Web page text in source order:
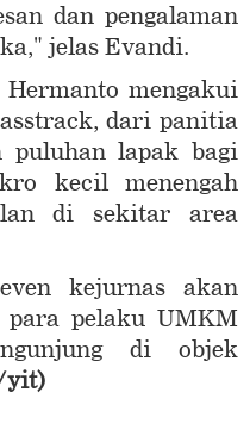
dan pengalaman
jelas Evandi.
mengakui
dari panitia
puluhan lapak bagi
kecil menengah
di sekitar area
kejurnas akan
pelaku UMKM
di objek
yit)